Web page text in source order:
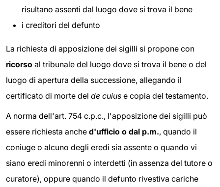
risultano assenti dal luogo dove si trova il bene
i creditori del defunto
La richiesta di apposizione dei sigilli si propone con
ricorso al tribunale del luogo dove si trova il bene o del
luogo di apertura della successione, allegando il
certificato di morte del de cuius e copia del testamento.
A norma dell'art. 754 c.p.c., l'apposizione dei sigilli può
essere richiesta anche d'ufficio o dal p.m., quando il
coniuge o alcuno degli eredi sia assente o quando vi
siano eredi minorenni o interdetti (in assenza del tutore o
curatore), oppure quando il defunto rivestiva cariche